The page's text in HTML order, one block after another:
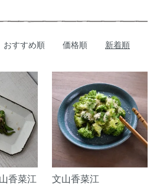
おすすめ順 価格順 新着順
香菜江
文山香菜江